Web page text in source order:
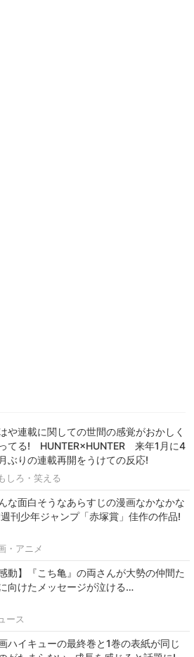
や連載に関しての世間の感覚がおかしく
てる! HUNTER×HUNTER 来年1月に4
ぶりの連載再開をうけての反応!
しろ・笑える
な面白そうなあらすじの漫画なかなかな
刊少年ジャンプ「赤塚賞」佳作の作品!
・アニメ
感動】『こち亀』の両さんが大勢の仲間た
向けたメッセージが泣ける…
ース
ハイキューの最終巻と1巻の表紙が同じ